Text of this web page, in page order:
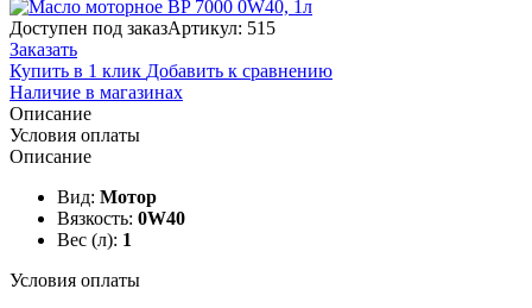
Доступен под заказАртикул: 515
Заказать
Купить в 1 клик Добавить к сравнению
Наличие в магазинах
Описание
Условия оплаты
Описание
Вид: Мотор
Вязкость: 0W40
Вес (л): 1
Условия оплаты